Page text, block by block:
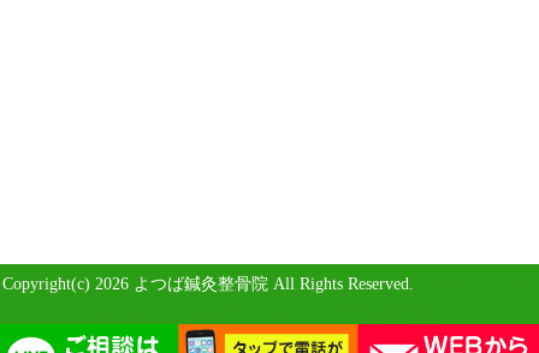
Copyright(c) 2026 よつば鍼灸整骨院 All Rights Reserved.